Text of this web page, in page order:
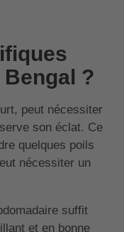
?
peut nécessiter
son éclat. Ce
quelques poils
nécessiter un
suffit
et en bonne